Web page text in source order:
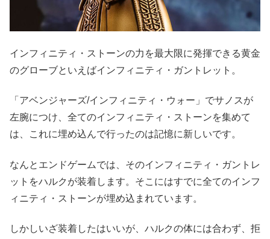
インフィニティ・ストーンの力を最大限に発揮できる黄金
のグローブといえばインフィニティ・ガントレット。
「アベンジャーズ/インフィニティ・ウォー」でサノスが
左腕につけ、全てのインフィニティ・ストーンを集めて
は、これに埋め込んで行ったのは記憶に新しいです。
なんとエンドゲームでは、そのインフィニティ・ガントレ
ットをハルクが装着します。そこにはすでに全てのインフ
ィニティ・ストーンが埋め込まれています。
しかしいざ装着したはいいが、ハルクの体には合わず、拒